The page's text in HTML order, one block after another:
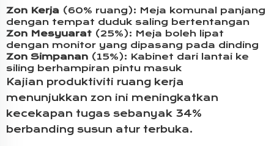
Zon Kerja (60% ruang): Meja komunal panjang
dengan tempat duduk saling bertentangan
Zon Mesyuarat (25%): Meja boleh lipat
dengan monitor yang dipasang pada dinding
Zon Simpanan (15%): Kabinet dari lantai ke
siling berhampiran pintu masuk
Kajian produktiviti ruang kerja
menunjukkan zon ini meningkatkan
kecekapan tugas sebanyak 34%
berbanding susun atur terbuka.